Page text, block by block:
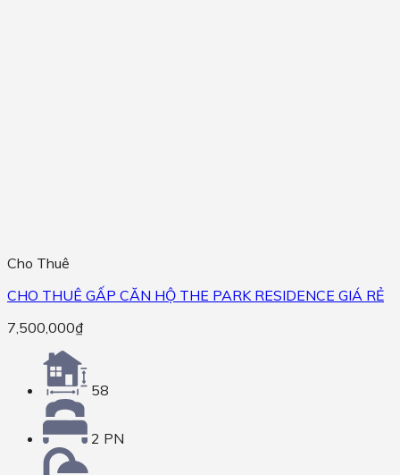
Cho Thuê
CHO THUÊ GẤP CĂN HỘ THE PARK RESIDENCE GIÁ RẺ
7,500,000₫
58
2 PN